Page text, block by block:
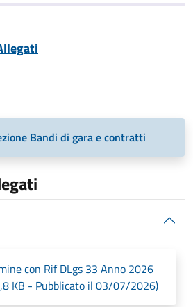
Bandi di gara e contratti
con Rif DLgs 33 Anno 2026
KB - Pubblicato il 03/07/2026)